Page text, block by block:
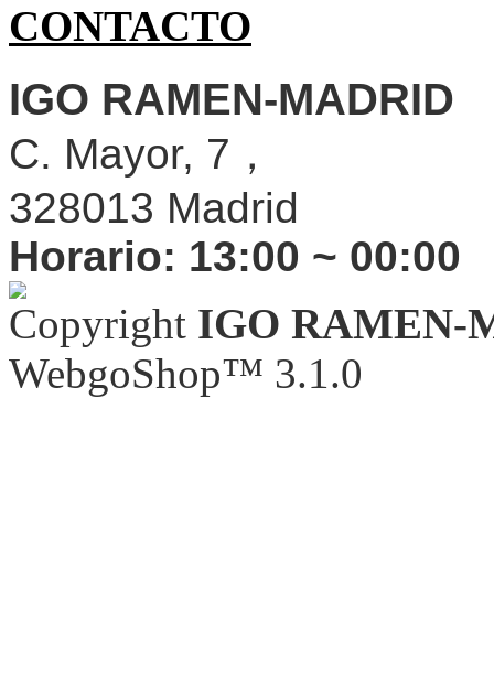
CONTACTO
IGO RAMEN-MADRID
C. Mayor, 7，
328013 Madrid
Horario: 13:00 ~ 00:00
Copyright IGO RAMEN-
WebgoShop™ 3.1.0